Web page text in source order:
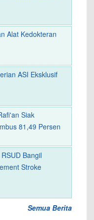
Alat Kedokteran
ASI Eksklusif
Siak
81,49 Persen
Bangil
Stroke
Semua Berita